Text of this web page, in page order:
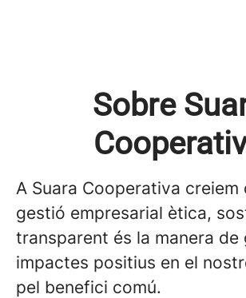
Sobre
A Suara Cooperativa creiem
gestió empresarial ètica,
transparent és la manera de
impactes positius en el
pel benefici comú.